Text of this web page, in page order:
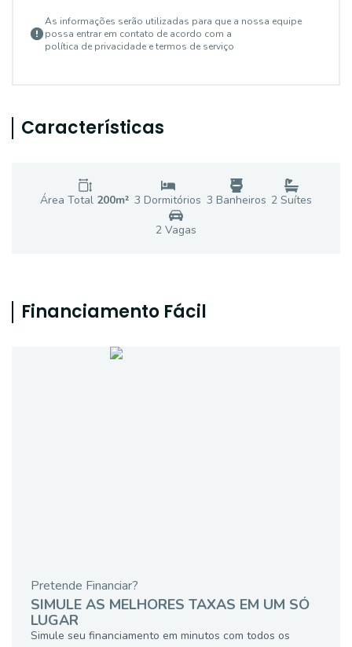
As informações serão utilizadas para que a nossa equipe
possa entrar em contato de acordo com a
política de privacidade e termos de serviço
Características
Área Total 200m² 3 Dormitórios 3 Banheiros 2Suítes
2 Vagas
Financiamento Fácil
Pretende Financiar?
SIMULE AS MELHORES TAXAS EM UM SÓ
LUGAR
Simule seu financiamento em minutos com todos os